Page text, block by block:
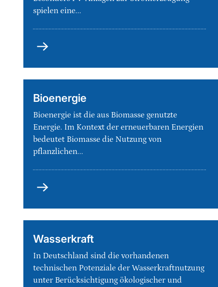
spielen eine...
Solarenergie
Bioenergie
Bioenergie ist die aus Biomasse genutzte
Energie. Im Kontext der erneuerbaren Energien
bedeutet Biomasse die Nutzung von
pflanzlichen...
Bioenergie
Wasserkraft
In Deutschland sind die vorhandenen
technischen Potenziale der Wasserkraftnutzung
unter Berücksichtigung ökologischer und